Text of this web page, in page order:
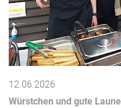
12.06.2026
Würstchen und gute Laune